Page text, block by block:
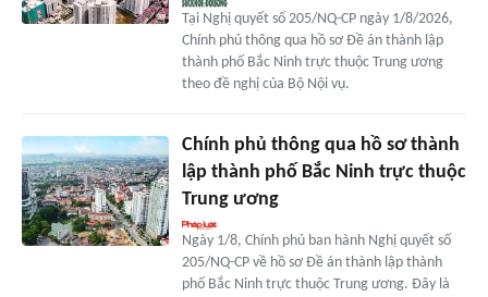
Tại Nghị quyết số 205/NQ-CP ngày 1/8/2026,
Chính phủ thông qua hồ sơ Đề án thành lập
thành phố Bắc Ninh trực thuộc Trung ương
theo đề nghị của Bộ Nội vụ.
Chính phủ thông qua hồ sơ thành
lập thành phố Bắc Ninh trực thuộc
Trung ương
Ngày 1/8, Chính phủ ban hành Nghị quyết số
205/NQ-CP về hồ sơ Đề án thành lập thành
phố Bắc Ninh trực thuộc Trung ương. Đây là